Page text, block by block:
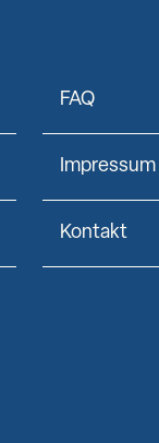
FAQ
Impressum
Kontakt